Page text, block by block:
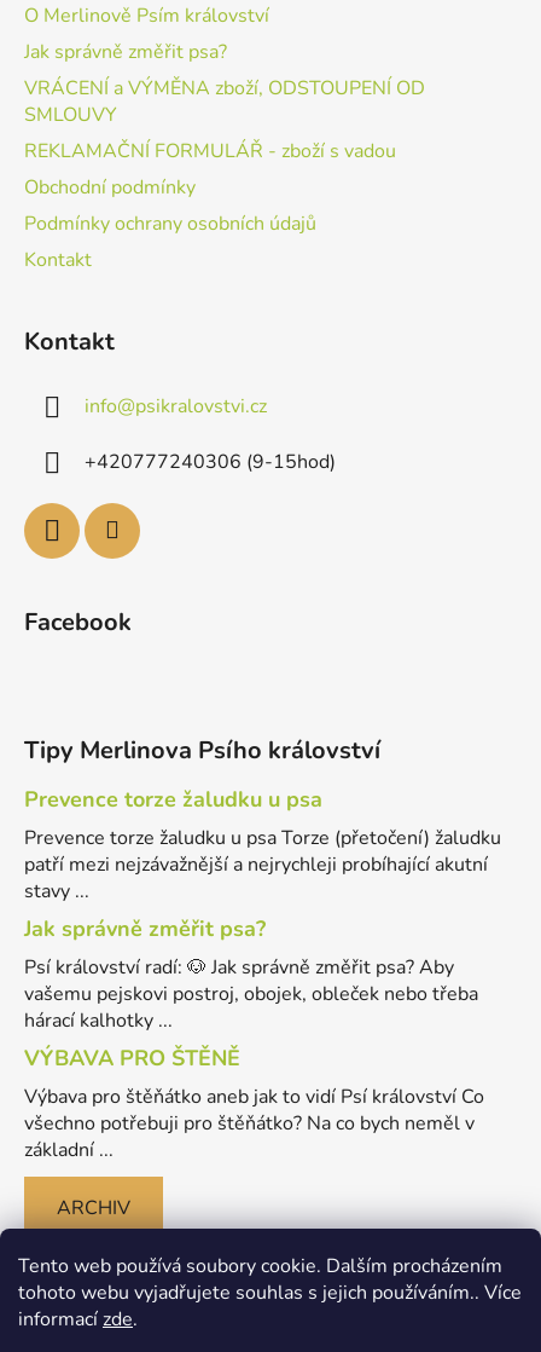
Tento web používá soubory cookie. Dalším procházením
tohoto webu vyjadřujete souhlas s jejich používáním.. Více
informacízde.
O Merlinově Psím království
Jak správně změřit psa?
VRÁCENÍ a VÝMĚNA zboží, ODSTOUPENÍ OD
SMLOUVY
REKLAMAČNÍ FORMULÁŘ - zboží s vadou
Obchodní podmínky
Podmínky ochrany osobních údajů
Kontakt
Kontakt
info@psikralovstvi.cz
+420777240306 (9-15hod)
Facebook
Tipy Merlinova Psího království
Prevence torze žaludku u psa
Prevence torze žaludku u psa Torze (přetočení) žaludku
patří mezi nejzávažnější a nejrychleji probíhající akutní
stavy ...
Jak správně změřit psa?
Psí království radí: 🐶 Jak správně změřit psa? Aby
vašemu pejskovi postroj, obojek, obleček nebo třeba
hárací kalhotky ...
VÝBAVA PRO ŠTĚNĚ
Výbava pro štěňátko aneb jak to vidí Psí království Co
všechno potřebuji pro štěňátko? Na co bych neměl v
základní ...
ARCHIV